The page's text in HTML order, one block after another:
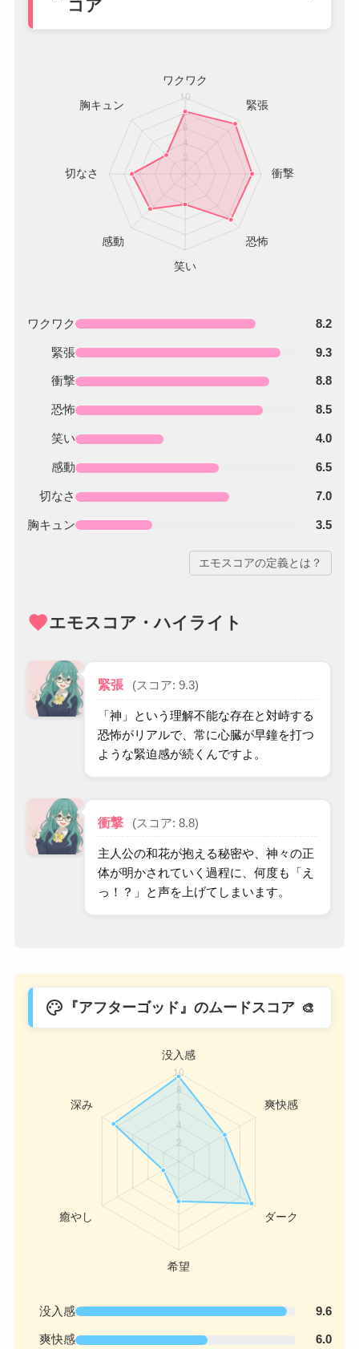
コア
ワクワク 8.2
緊張 9.3
衝撃 8.8
恐怖 8.5
笑い 4.0
感動 6.5
切なさ 7.0
胸キュン 3.5
エモスコアの定義とは？
favoriteエモスコア・ハイライト
緊張 (スコア: 9.3)
「神」という理解不能な存在と対峙する
恐怖がリアルで、常に心臓が早鐘を打つ
ような緊迫感が続くんですよ。
衝撃 (スコア: 8.8)
主人公の和花が抱える秘密や、神々の正
体が明かされていく過程に、何度も「え
っ！？」と声を上げてしまいます。
palette 『アフターゴッド』のムードスコア
没入感 9.6
爽快感 6.0